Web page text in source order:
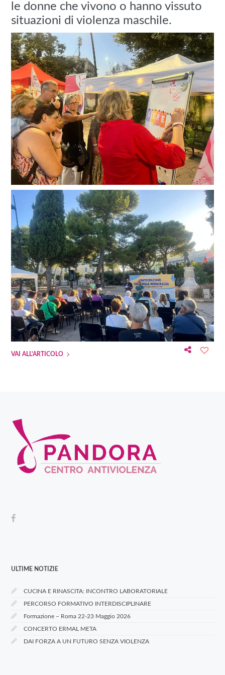
le donne che vivono o hanno vissuto
situazioni di violenza maschile.
VAI ALL'ARTICOLO
ULTIME NOTIZIE
CUCINA E RINASCITA: INCONTRO LABORATORIALE
PERCORSO FORMATIVO INTERDISCIPLINARE
Formazione – Roma 22-23 Maggio 2026
CONCERTO ERMAL META
DAI FORZA A UN FUTURO SENZA VIOLENZA